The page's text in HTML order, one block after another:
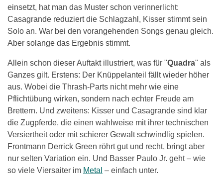
einsetzt, hat man das Muster schon verinnerlicht:
Casagrande reduziert die Schlagzahl, Kisser stimmt sein
Solo an. War bei den vorangehenden Songs genau gleich.
Aber solange das Ergebnis stimmt.
Allein schon dieser Auftakt illustriert, was für "Quadra" als
Ganzes gilt. Erstens: Der Knüppelanteil fällt wieder höher
aus. Wobei die Thrash-Parts nicht mehr wie eine
Pflichtübung wirken, sondern nach echter Freude am
Brettern. Und zweitens: Kisser und Casagrande sind klar
die Zugpferde, die einen wahlweise mit ihrer technischen
Versiertheit oder mit schierer Gewalt schwindlig spielen.
Frontmann Derrick Green röhrt gut und recht, bringt aber
nur selten Variation ein. Und Basser Paulo Jr. geht – wie
so viele Viersaiter im Metal – einfach unter.